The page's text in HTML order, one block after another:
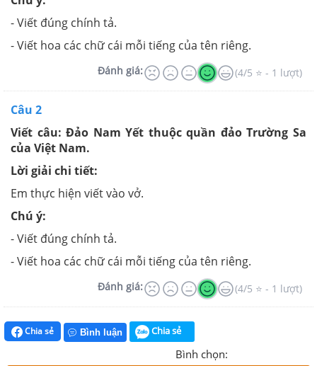
- Viết đúng chính tả.
- Viết hoa các chữ cái mỗi tiếng của tên riêng.
Đánh giá: (4/5 ⭐ - 1 lượt)
Câu 2
Viết câu: Đảo Nam Yết thuộc quần đảo Trường Sa
của Việt Nam.
Lời giải chi tiết:
Em thực hiện viết vào vở.
Chú ý:
- Viết đúng chính tả.
- Viết hoa các chữ cái mỗi tiếng của tên riêng.
Đánh giá: (4/5 ⭐ - 1 lượt)
Chia sẻ Bình luận Chia sẻ
Bình chọn: